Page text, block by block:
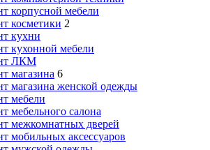
корпусной мебели
косметики 2
кухни
кухонной мебели
ЛКМ
магазина 6
магазина женской одежды
мебели
мебельного салона
межкомнатных дверей
мобильных аксессуаров